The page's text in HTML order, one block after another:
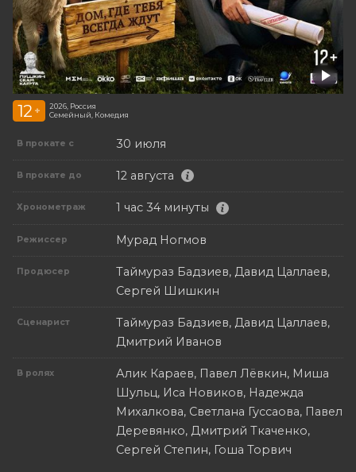
12 +
2026, Россия
Семейный, Комедия
В прокате с 30 июля
В прокате до 12 августа
Хронометраж 1 час 34 минуты
Режиссер Мурад Ногмов
Продюсер
Таймураз Бадзиев, Давид Цаллаев,
Сергей Шишкин
Сценарист
Таймураз Бадзиев, Давид Цаллаев,
Дмитрий Иванов
В ролях
Алик Караев, Павел Лёвкин, Миша
Шульц, Иса Новиков, Надежда
Михалкова, Светлана Гуссаова, Павел
Деревянко, Дмитрий Ткаченко,
Сергей Степин, Гоша Торвич